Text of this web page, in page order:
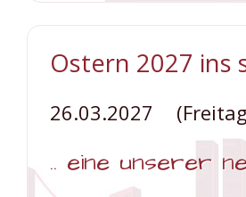
Ostern 2027 ins
26.03.2027
.. eine unserer